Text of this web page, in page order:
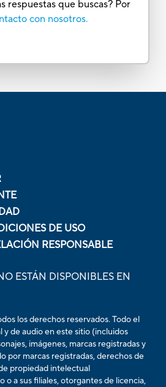
respuestas que buscas? Por
con nosotros.
DE USO
RESPONSABLE
ESTÁN DISPONIBLES EN
los derechos reservados. Todo el
de audio en este sitio (incluidos
imágenes, marcas registradas y
por marcas registradas, derechos de
propiedad intelectual
o a sus filiales, otorgantes de licencia,